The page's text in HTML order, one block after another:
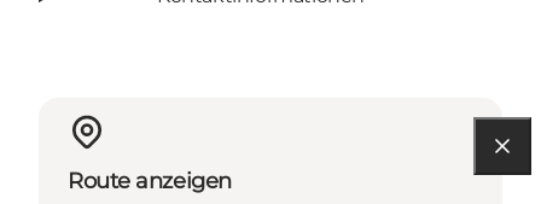
Route anzeigen